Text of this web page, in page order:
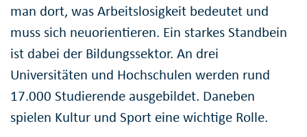
man dort, was Arbeitslosigkeit bedeutet und
muss sich neuorientieren. Ein starkes Standbein
ist dabei der Bildungssektor. An drei
Universitäten und Hochschulen werden rund
17.000 Studierende ausgebildet. Daneben
spielen Kultur und Sport eine wichtige Rolle.